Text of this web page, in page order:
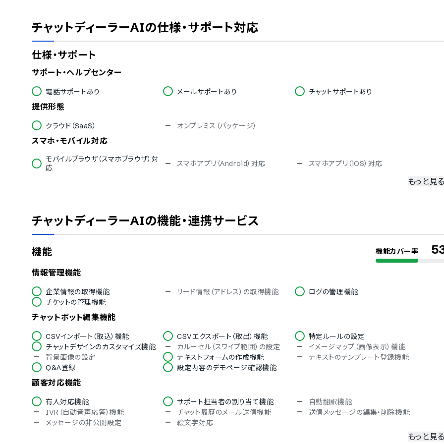
チャットディーラーAIの仕様・サポート対応
仕様・サポート
サポート・ヘルプセンター
電話サポートあり メールサポートあり チャットサポートあり
提供形態
クラウド（SaaS） オンプレミス（パッケージ）
スマホ・モバイル対応
モバイルブラウザ（スマホブラウザ）対
応
スマホアプリ（Android）対応 スマホアプリ（iOS）対応
シングルサインオン
対応言語
英語
フィンランド語
イタリア語
ロシア語
スペイン語
タイ語
インドネシア語
ポーランド語
もっと見
チャットディーラーAIの機能・連携サービス
機能 機能カバー率
情報管理機能
企業情報の取得機能 リード情報（アドレス）の取得機能
ログの管理機能
チケットの管理機能
チャットボット編集機能
CSVインポート（取込）機能 CSVエクスポート（取出）機能
特定ルールの設定
チャットデザインのカスタマイズ機能
カルーセル（スワイプ範囲）の設定
イメージマップ（画像表示）機能
背景画像の設定
テキストフォームの作成機能
テキストのテンプレート登録機能
Q&A登録
設定内容のデモページ確認機能
顧客対応機能
有人対応機能 サポート担当者の割り当て機能
自動翻訳機能
IVR（自動音声応答）機能
チャット履歴のメール送信機能
送信メッセージの編集・削除機能
メッセージの非公開設定
絵文字対応
もっと見